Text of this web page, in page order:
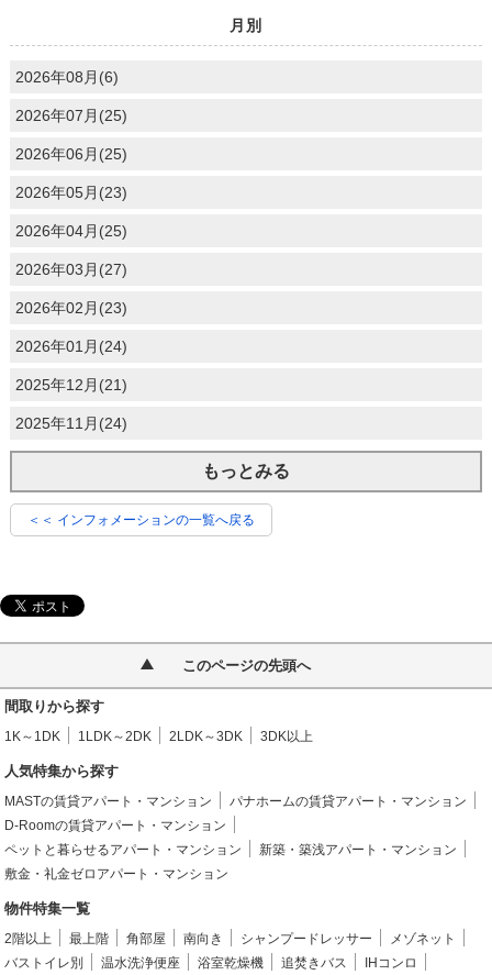
月別
2026年08月(6)
2026年07月(25)
2026年06月(25)
2026年05月(23)
2026年04月(25)
2026年03月(27)
2026年02月(23)
2026年01月(24)
2025年12月(21)
2025年11月(24)
もっとみる
＜＜ インフォメーションの一覧へ戻る
このページの先頭へ
間取りから探す
1K～1DK 1LDK～2DK 2LDK～3DK 3DK以上
人気特集から探す
MASTの賃貸アパート・マンション
パナホームの賃貸アパート・マンション
D-Roomの賃貸アパート・マンション
ペットと暮らせるアパート・マンション
新築・築浅アパート・マンション
敷金・礼金ゼロアパート・マンション
物件特集一覧
2階以上 最上階 角部屋 南向き シャンプードレッサー
メゾネット
バストイレ別
温水洗浄便座 浴室乾燥機 追焚きバス
IHコンロ